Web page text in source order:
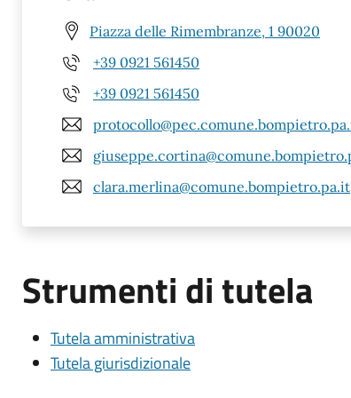
Piazza delle Rimembranze, 1 90020
+39 0921 561450
+39 0921 561450
clara.merlina@comune.bompietro.pa.it
Strumenti di tutela
Tutela amministrativa
Tutela giurisdizionale